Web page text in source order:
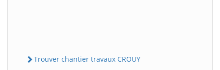
Trouver chantier travaux CROUY